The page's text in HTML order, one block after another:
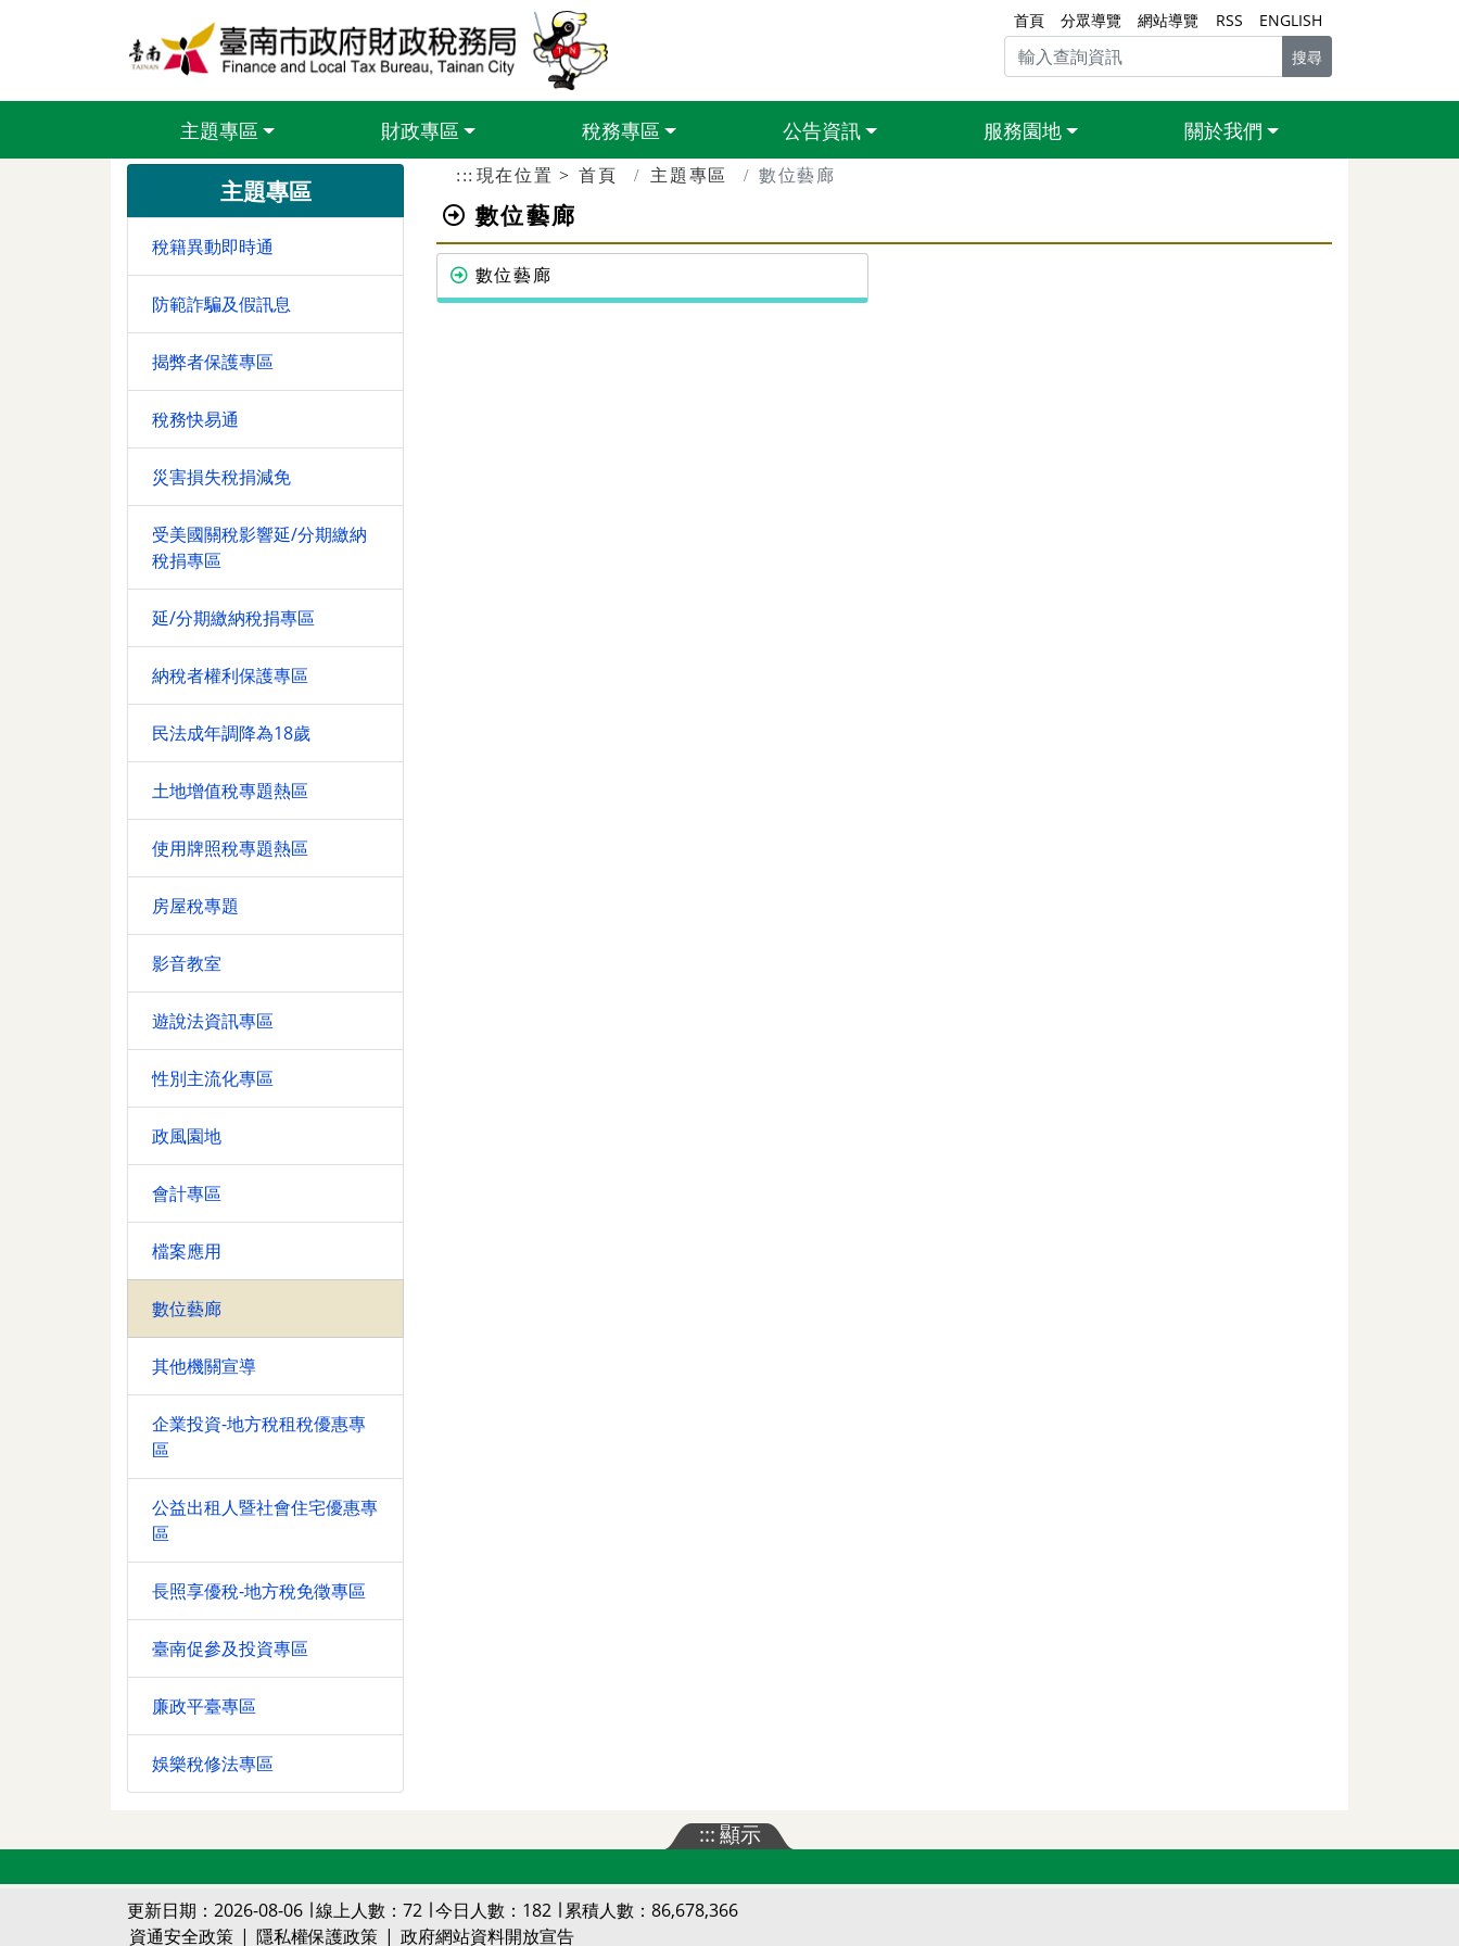
首頁 分眾導覽 網站導覽 RSS
ENGLISH
搜尋
主題專區 財政專區 稅務專區 公告資訊 服務園地 關於我們
主題專區
稅籍異動即時通
防範詐騙及假訊息
揭弊者保護專區
稅務快易通
災害損失稅捐減免
受美國關稅影響延/分期繳納
稅捐專區
延/分期繳納稅捐專區
納稅者權利保護專區
民法成年調降為18歲
土地增值稅專題熱區
使用牌照稅專題熱區
房屋稅專題
影音教室
遊說法資訊專區
性別主流化專區
政風園地
會計專區
檔案應用
數位藝廊
其他機關宣導
企業投資-地方稅租稅優惠專
區
公益出租人暨社會住宅優惠專
區
長照享優稅-地方稅免徵專區
臺南促參及投資專區
廉政平臺專區
娛樂稅修法專區
::: 現在位置 首頁 主題專區 數位藝廊
數位藝廊
數位藝廊
:::顯示
更新日期：2026-08-06 ∣ 線上人數：72 ∣ 今日人數：182 ∣ 累積人數：86,678,366
資通安全政策 | 隱私權保護政策 | 政府網站資料開放宣告